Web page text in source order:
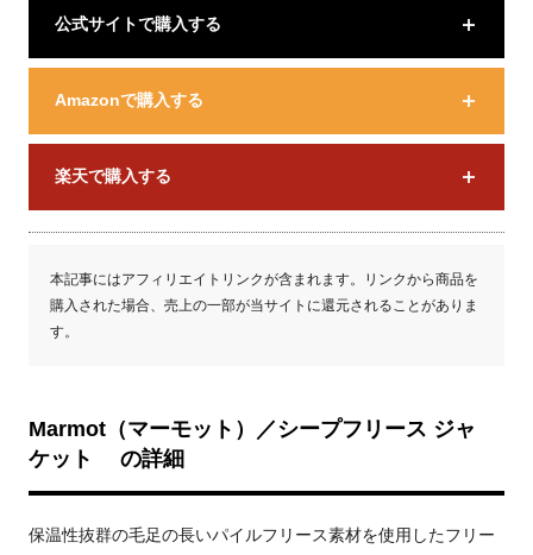
公式サイトで購入する
Amazonで購入する
楽天で購入する
本記事にはアフィリエイトリンクが含まれます。リンクから商品を
購入された場合、売上の一部が当サイトに還元されることがありま
す。
Marmot（マーモット）／シープフリース ジャ
ケット の詳細
保温性抜群の毛足の長いパイルフリース素材を使用したフリー